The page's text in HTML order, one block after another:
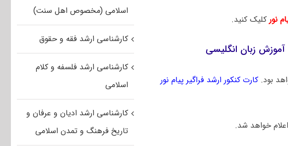
نورکلیک کنید.
کارت کنکور ارشد فراگیر پیام نور
خواهد شد.
اسلامی (مخصوص اهل سنت)
کارشناسی ارشد فقه و حقوق
کارشناسی ارشد فلسفه و کلام
اسلامی
کارشناسی ارشد ادیان و عرفان و
تاریخ فرهنگ و تمدن اسلامی